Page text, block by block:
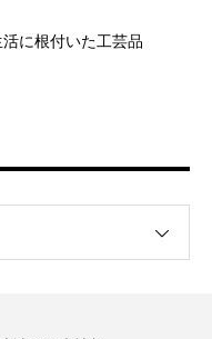
に根付いた工芸品